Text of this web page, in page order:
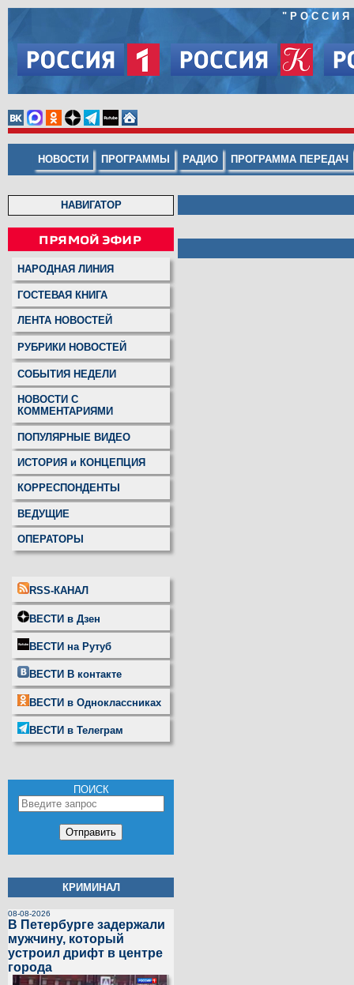
"
НОВОСТИ ПРОГРАММЫ РАДИО ПРОГРАММА ПЕРЕДАЧ
НАВИГАТОР
НАРОДНАЯ ЛИНИЯ
ГОСТЕВАЯ КНИГА
ЛЕНТА НОВОСТЕЙ
РУБРИКИ НОВОСТЕЙ
СОБЫТИЯ НЕДЕЛИ
НОВОСТИ С
КОММЕНТАРИЯМИ
ПОПУЛЯРНЫЕ ВИДЕО
ИСТОРИЯ и КОНЦЕПЦИЯ
КОРРЕСПОНДЕНТЫ
ВЕДУЩИЕ
ОПЕРАТОРЫ
RSS-КАНАЛ
ВЕСТИ в Дзен
ВЕСТИ на Рутуб
ВЕСТИ В контакте
ВЕСТИ в Одноклассниках
ВЕСТИ в Телеграм
ПОИСК
КРИМИНАЛ
08-08-2026
В Петербурге задержали
мужчину, который
устроил дрифт в центре
города